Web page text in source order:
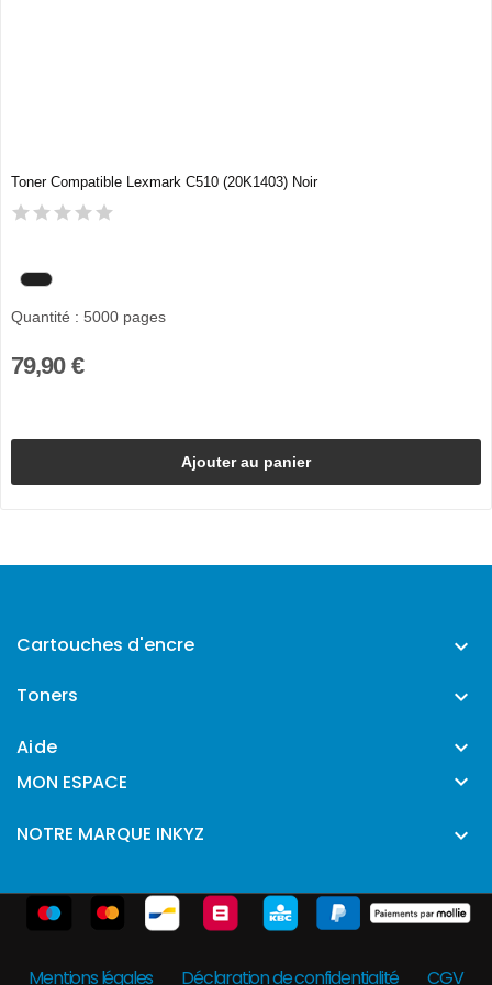
Toner Compatible Lexmark C510 (20K1403) Noir
Quantité : 5000 pages
79,90 €
Ajouter au panier
Cartouches d'encre 
Toners 
Aide 
MON ESPACE 
NOTRE MARQUE INKYZ 
Mentions légales Déclaration de confidentialité CGV